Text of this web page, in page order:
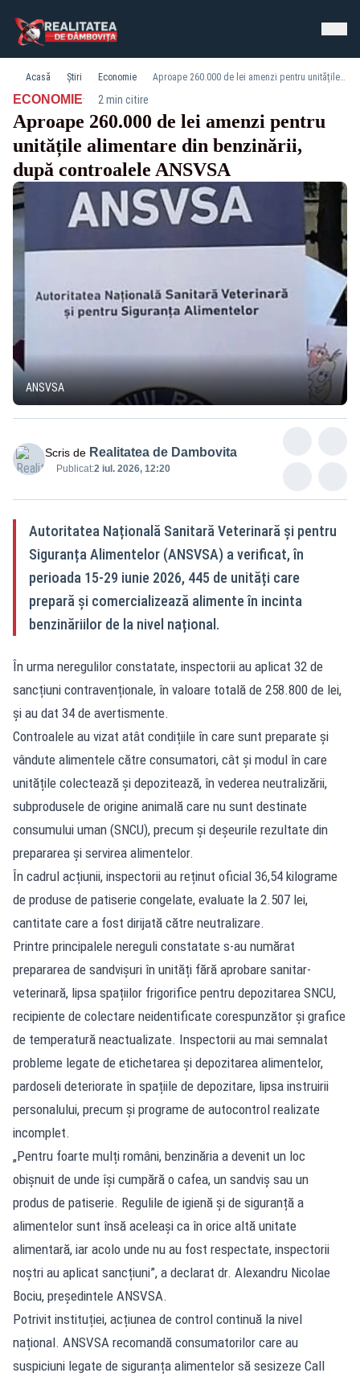
Acasă Știri Economie Aproape 260.000 de lei amenzi pentru unitățile alimentare din benzinării, după controalele ANSVSA
ECONOMIE· 2 min citire
Aproape 260.000 de lei amenzi pentru
unitățile alimentare din benzinării,
după controalele ANSVSA
ANSVSA
Scris de Realitatea de Dambovita
Publicat:2 iul. 2026, 12:20
Autoritatea Națională Sanitară Veterinară și pentru
Siguranța Alimentelor (ANSVSA) a verificat, în
perioada 15-29 iunie 2026, 445 de unități care
prepară și comercializează alimente în incinta
benzinăriilor de la nivel național.
În urma neregulilor constatate, inspectorii au aplicat 32 de
sancțiuni contravenționale, în valoare totală de 258.800 de lei,
și au dat 34 de avertismente.
Controalele au vizat atât condițiile în care sunt preparate și
vândute alimentele către consumatori, cât și modul în care
unitățile colectează și depozitează, în vederea neutralizării,
subprodusele de origine animală care nu sunt destinate
consumului uman (SNCU), precum și deșeurile rezultate din
prepararea și servirea alimentelor.
În cadrul acțiunii, inspectorii au reținut oficial 36,54 kilograme
de produse de patiserie congelate, evaluate la 2.507 lei,
cantitate care a fost dirijată către neutralizare.
Printre principalele nereguli constatate s-au numărat
prepararea de sandvișuri în unități fără aprobare sanitar-
veterinară, lipsa spațiilor frigorifice pentru depozitarea SNCU,
recipiente de colectare neidentificate corespunzător și grafice
de temperatură neactualizate. Inspectorii au mai semnalat
probleme legate de etichetarea și depozitarea alimentelor,
pardoseli deteriorate în spațiile de depozitare, lipsa instruirii
personalului, precum și programe de autocontrol realizate
incomplet.
„Pentru foarte mulți români, benzinăria a devenit un loc
obișnuit de unde își cumpără o cafea, un sandviș sau un
produs de patiserie. Regulile de igienă și de siguranță a
alimentelor sunt însă aceleași ca în orice altă unitate
alimentară, iar acolo unde nu au fost respectate, inspectorii
noștri au aplicat sancțiuni”, a declarat dr. Alexandru Nicolae
Bociu, președintele ANSVSA.
Potrivit instituției, acțiunea de control continuă la nivel
național. ANSVSA recomandă consumatorilor care au
suspiciuni legate de siguranța alimentelor să sesizeze Call